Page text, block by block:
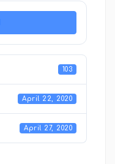
103
April 22, 2020
April 27, 2020